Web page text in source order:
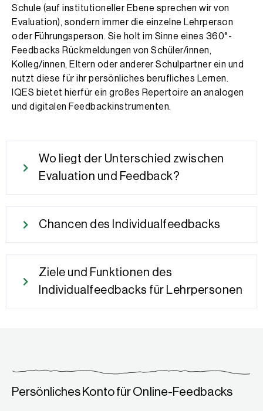
Schule (auf institutioneller Ebene sprechen wir von
Evaluation), sondern immer die einzelne Lehrperson
oder Führungsperson. Sie holt im Sinne eines 360°-
Feedbacks Rückmeldungen von Schüler/innen,
Kolleg/innen, El­tern oder anderer Schulpartner ein und
nutzt diese für ihr persönliches berufliches Lernen.
IQES bietet hierfür ein großes Repertoire an analogen
und digitalen Feedbackinstrumenten.
Wo liegt der Unterschied zwischen
Evaluation und Feedback?
Chancen des Individualfeedbacks
Ziele und Funktionen des
Individualfeedbacks für Lehrpersonen
Persönliches Konto für Online-Feedbacks